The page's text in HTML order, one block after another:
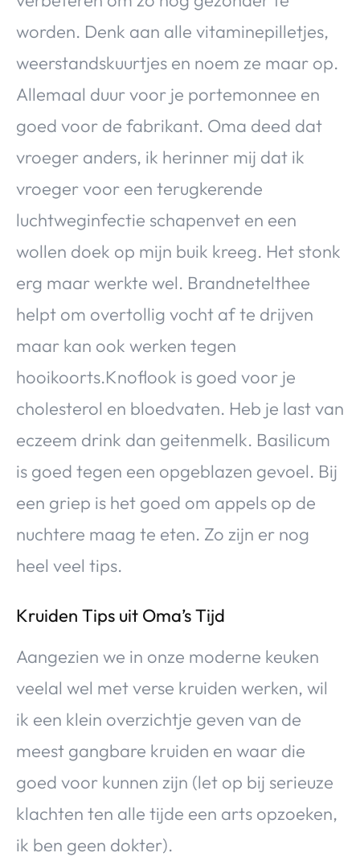
worden. Denk aan alle vitaminepilletjes,
weerstandskuurtjes en noem ze maar op.
Allemaal duur voor je portemonnee en
goed voor de fabrikant. Oma deed dat
vroeger anders, ik herinner mij dat ik
vroeger voor een terugkerende
luchtweginfectie schapenvet en een
wollen doek op mijn buik kreeg. Het stonk
erg maar werkte wel. Brandnetelthee
helpt om overtollig vocht af te drijven
maar kan ook werken tegen
hooikoorts.Knoflook is goed voor je
cholesterol en bloedvaten. Heb je last van
eczeem drink dan geitenmelk. Basilicum
is goed tegen een opgeblazen gevoel. Bij
een griep is het goed om appels op de
nuchtere maag te eten. Zo zijn er nog
heel veel tips.
Kruiden Tips uit Oma’s Tijd
Aangezien we in onze moderne keuken
veelal wel met verse kruiden werken, wil
ik een klein overzichtje geven van de
meest gangbare kruiden en waar die
goed voor kunnen zijn (let op bij serieuze
klachten ten alle tijde een arts opzoeken,
ik ben geen dokter).